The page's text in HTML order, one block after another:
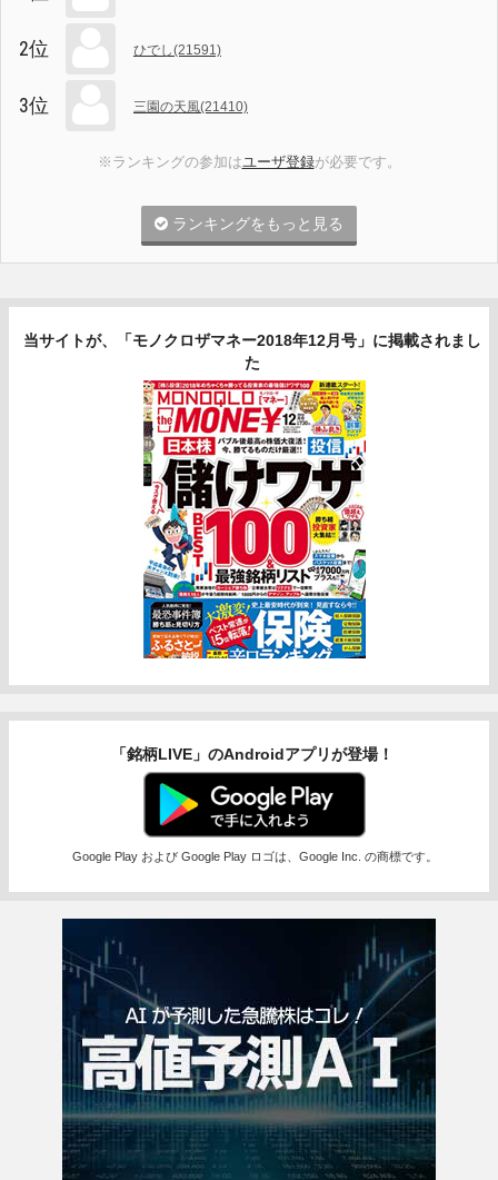
2位 ひでし(21591)
3位 三園の天風(21410)
※ランキングの参加はユーザ登録が必要です。
ランキングをもっと見る
当サイトが、「モノクロザマネー2018年12月号」に掲載されまし
た
「銘柄LIVE」のAndroidアプリが登場！
Google Play および Google Play ロゴは、Google Inc. の商標です。